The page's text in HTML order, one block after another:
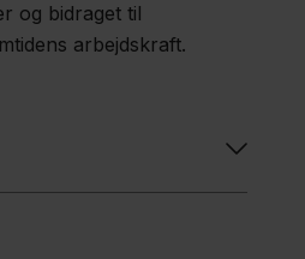
og bidraget til
arbejdskraft.